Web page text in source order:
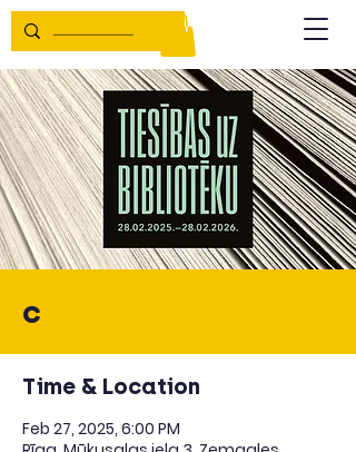
c
Time & Location
Feb 27, 2025, 6:00 PM